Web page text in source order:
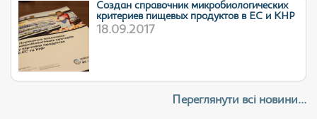
Cоздан справочник микробиологических
критериев пищевых продуктов в ЕС и КНР
18.09.2017
Переглянути всі новини...